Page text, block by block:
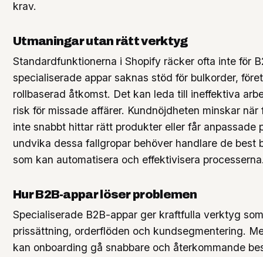
krav.
Utmaningar utan rätt verktyg
Standardfunktionerna i Shopify räcker ofta inte för
specialiserade appar saknas stöd för bulkorder,
rollbaserad åtkomst. Det kan leda till ineffektiva
risk för missade affärer. Kundnöjdheten minskar
inte snabbt hittar rätt produkter eller får anpassade
undvika dessa fallgropar behöver handlare de best
som kan automatisera och effektivisera
Hur B2B-appar löser problemen
Specialiserade B2B-appar ger kraftfulla verktyg
prissättning, orderflöden och kundsegmentering.
kan onboarding gå snabbare och återkommande